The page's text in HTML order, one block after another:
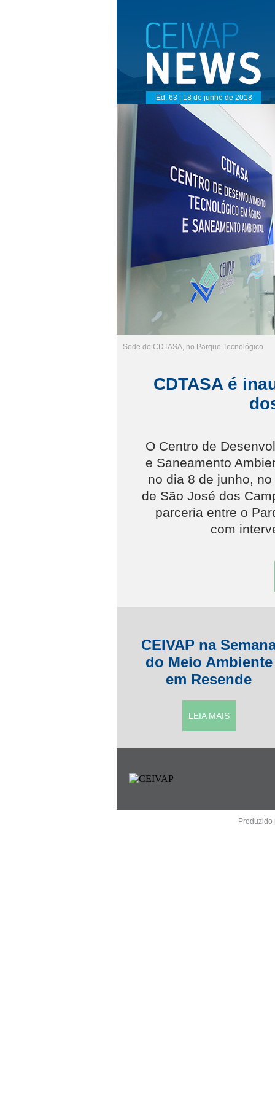
Ed. 63 | 18 de junho de 2018
Sede do CDTASA, no Parque Tecnológico
CDTASA é
O Centro de
e Saneamento
no dia 8 de junho,
de São José dos
parceria entre o
com
CEIVAP na
do Meio Ambiente
em Resende
LEIA MAIS